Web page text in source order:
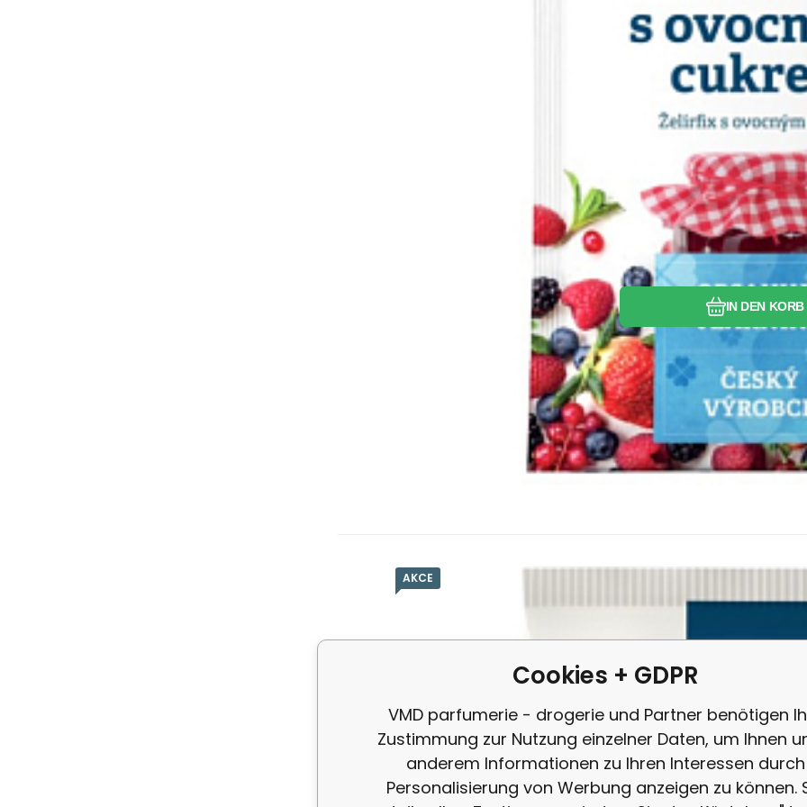
IN DEN KORB
Favorit
Vergleichen
AKCE
Labeta Gelierzucker
3.3 EUR / 1 kg
Labeta Gelierzucker 2:1 ist geeignet für die Zubereitung von
Cookies + GDPR
VMD parfumerie - drogerie und Partner benötigen
Zustimmung zur Nutzung einzelner Daten, um Ihnen
anderem Informationen zu Ihren Interessen durch
Personalisierung von Werbung anzeigen zu können.